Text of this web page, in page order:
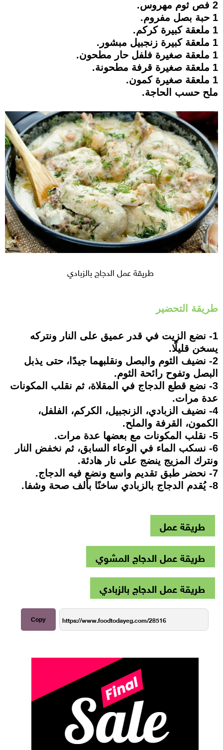
2 فص ثوم مهروس.
1 حبة بصل مفروم.
1 ملعقة كبيرة كركم.
1 ملعقة كبيرة زنجبيل مبشور.
1 ملعقة صغيرة فلفل حار مطحون.
1 ملعقة صغيرة قرفة مطحونة.
1 ملعقة صغيرة كمون.
ملح حسب الحاجة.
طريقة عمل الدجاج بالزبادي
طريقة التحضير
1- نضع الزيت في قدر عميق على النار ونتركه
يسخن قليلًا.
2- نضيف الثوم والبصل ونقلبهما جيدًا، حتى يذبل
البصل وتفوح رائحة الثوم.
3- نضع قطع الدجاج في المقلاة، ثم نقلب المكونات
عدة مرات.
4- نضيف الزبادي، الزنجبيل، الكركم، الفلفل،
الكمون، القرفة والملح.
5- نقلب المكونات مع بعضها عدة مرات.
6- نسكب الماء في الوعاء السابق، ثم نخفض النار
ونترك المزيج ينضج على نار هادئة.
7- نحضر طبق تقديم واسع ونضع فيه الدجاج.
8- يُقدم الدجاج بالزبادي ساخنًا بألف صحة وشفا.
طريقة عمل
طريقة عمل الدجاج المشوي
طريقة عمل الدجاج بالزبادي
Copy